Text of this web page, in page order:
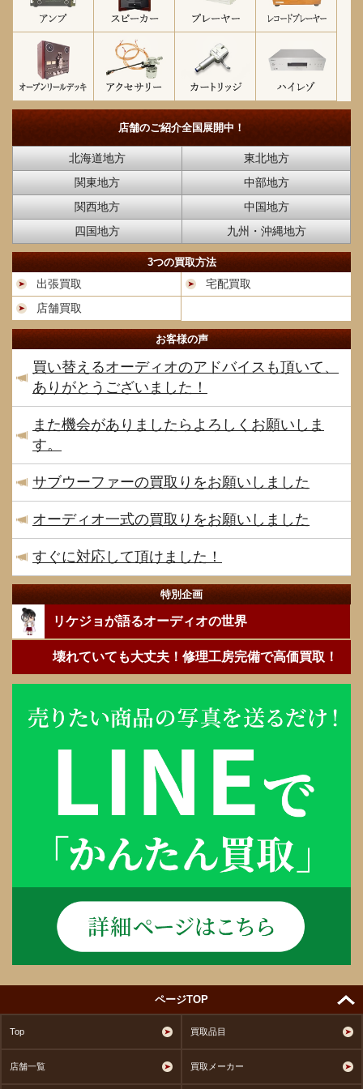
店舗のご紹介全国展開中！
北海道地方
東北地方
関東地方
中部地方
関西地方
中国地方
四国地方
九州・沖縄地方
3つの買取方法
出張買取
宅配買取
店舗買取
お客様の声
買い替えるオーディオのアドバイスも頂いて、
ありがとうございました！
また機会がありましたらよろしくお願いしま
す。
サブウーファーの買取りをお願いしました
オーディオ一式の買取りをお願いしました
すぐに対応して頂けました！
特別企画
リケジョが語るオーディオの世界
壊れていても大丈夫！修理工房完備で高価買取！
ページTOP
Top 買取品目
店舗一覧 買取メーカー